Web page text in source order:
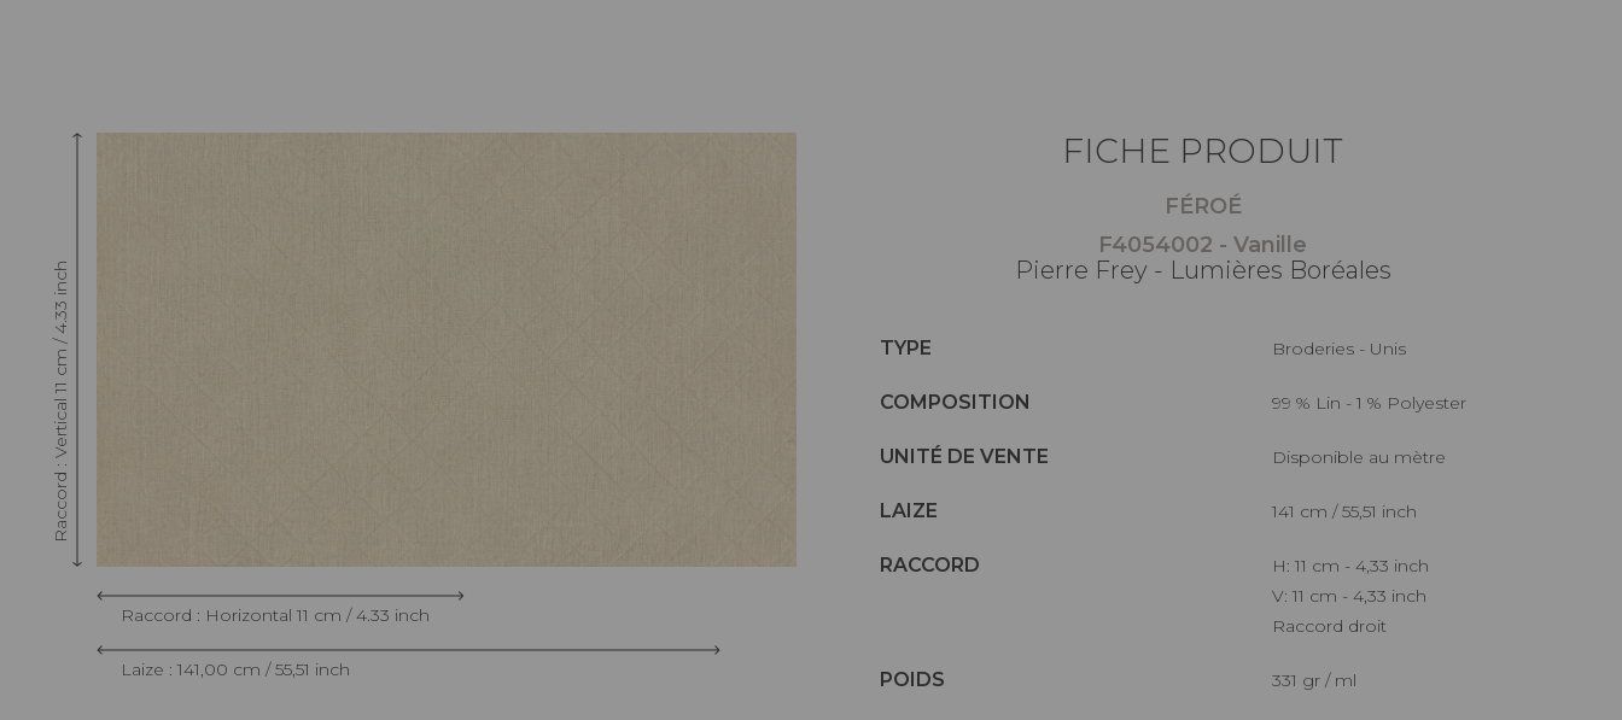
Raccord : Vertical 11 cm / 4.33 inch
Raccord : Horizontal 11 cm / 4.33 inch
Laize : 141,00 cm / 55,51 inch
FICHE PRODUIT
FÉROÉ
F4054002 - Vanille
Pierre Frey - Lumières Boréales
TYPE Broderies - Unis
COMPOSITION 99 % Lin - 1 % Polyester
UNITÉ DE VENTE Disponible au mètre
LAIZE 141 cm / 55,51 inch
RACCORD
H: 11 cm - 4,33 inch
V: 11 cm - 4,33 inch
Raccord droit
POIDS 331 gr / ml